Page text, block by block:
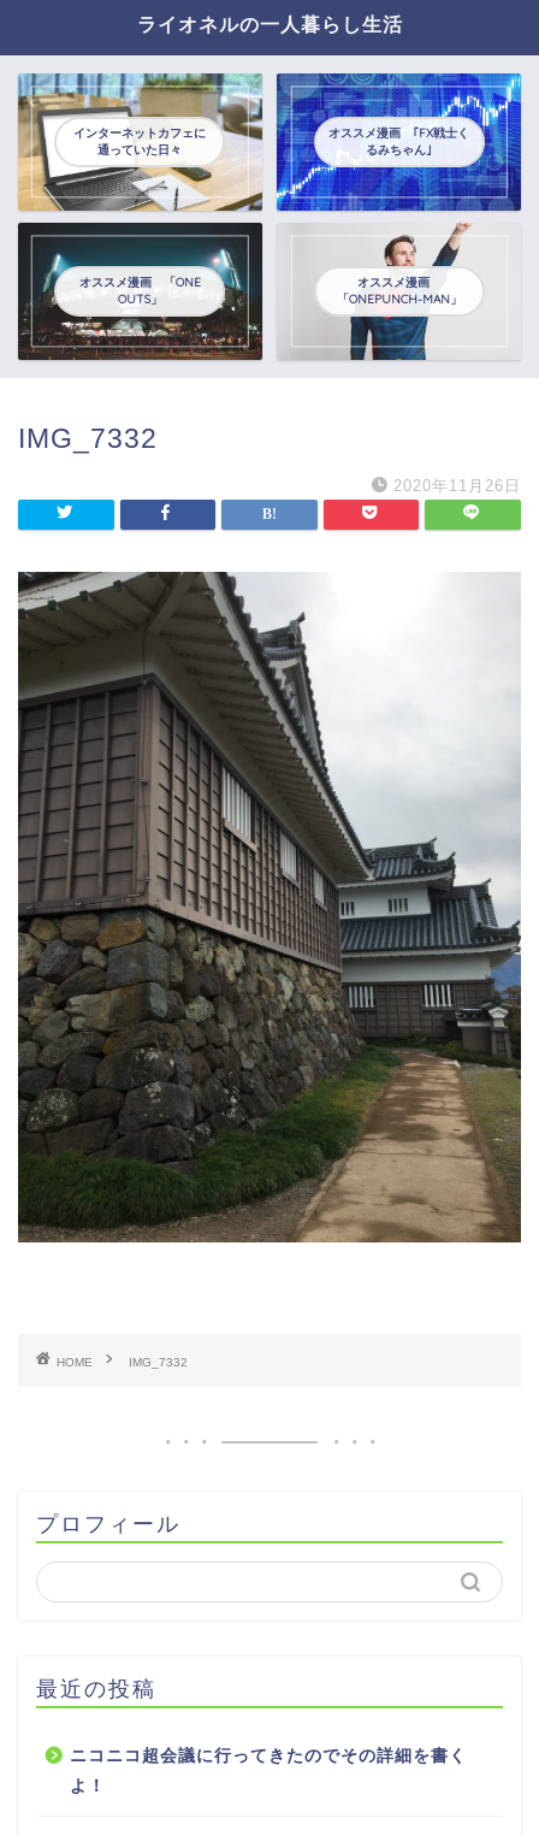
ライオネルの一人暮らし生活
インターネットカフェに
通っていた日々
オススメ漫画 ｢FX戦士く
るみちゃん｣
オススメ漫画 「ONE
OUTS」
オススメ漫画
「ONEPUNCH-MAN」
IMG_7332
2020年11月26日
HOME IMG_7332
プロフィール
最近の投稿
ニコニコ超会議に行ってきたのでその詳細を書く
よ！